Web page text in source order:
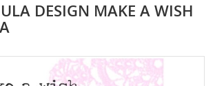
DESIGN MAKE A WISH